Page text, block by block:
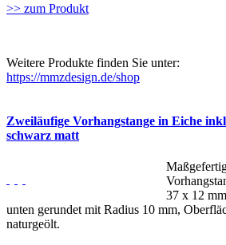
>> zum Produkt
Weitere Produkte finden Sie unter:
https://mmzdesign.de/shop
Zweiläufige Vorhangstange in Eiche
schwarz matt
37 x 12
unten gerundet mit Radius 10 mm,
naturgeölt.